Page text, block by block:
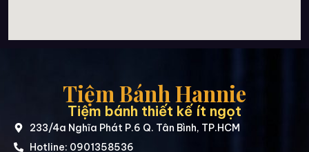
Tiệm Bánh Hannie
Tiệm bánh thiết kế ít ngọt
233/4a Nghĩa Phát P.6 Q. Tân Bình, TP.HCM
Hotline: 0901358536